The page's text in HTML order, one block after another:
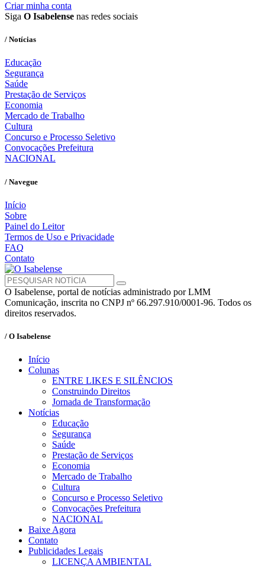
Criar minha conta
Siga O Isabelense nas redes sociais
/ Notícias
Educação
Segurança
Saúde
Prestação de Serviços
Economia
Mercado de Trabalho
Cultura
Concurso e Processo Seletivo
Convocações Prefeitura
NACIONAL
/ Navegue
Início
Sobre
Painel do Leitor
Termos de Uso e Privacidade
FAQ
Contato
O Isabelense, portal de notícias administrado por LMM
Comunicação, inscrita no CNPJ nº 66.297.910/0001-96. Todos os
direitos reservados.
/ O Isabelense
Início
Colunas
ENTRE LIKES E SILÊNCIOS
Construindo Direitos
Jornada de Transformação
Notícias
Educação
Segurança
Saúde
Prestação de Serviços
Economia
Mercado de Trabalho
Cultura
Concurso e Processo Seletivo
Convocações Prefeitura
NACIONAL
Baixe Agora
Contato
Publicidades Legais
LICENÇA AMBIENTAL